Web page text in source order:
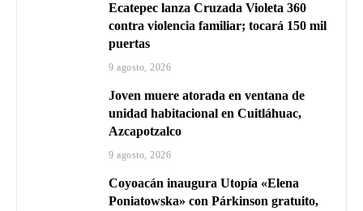
Ecatepec lanza Cruzada Violeta 360
contra violencia familiar; tocará 150 mil
puertas
9 agosto, 2026
Joven muere atorada en ventana de
unidad habitacional en Cuitláhuac,
Azcapotzalco
9 agosto, 2026
Coyoacán inaugura Utopía «Elena
Poniatowska» con Párkinson gratuito,